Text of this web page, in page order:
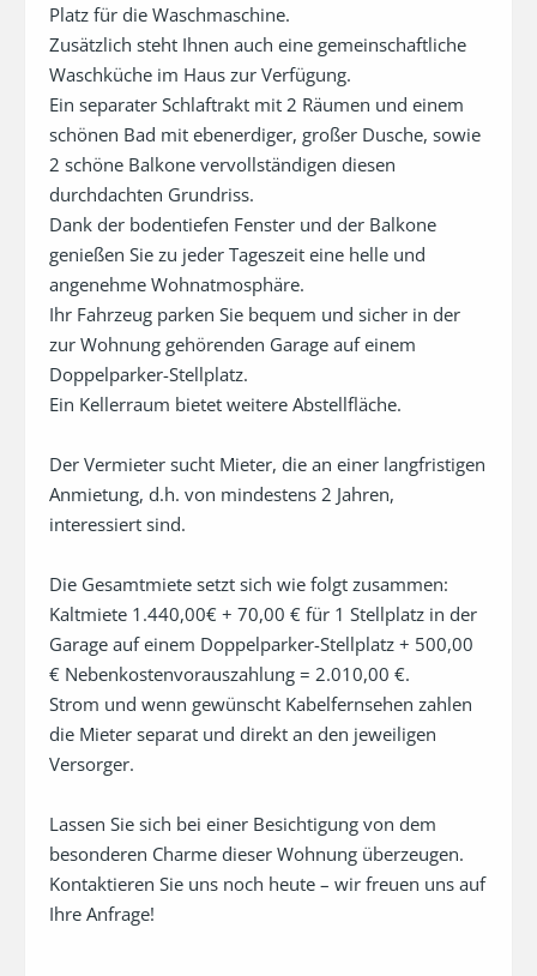
Platz für die Waschmaschine.
Zusätzlich steht Ihnen auch eine gemeinschaftliche
Waschküche im Haus zur Verfügung.
Ein separater Schlaftrakt mit 2 Räumen und einem
schönen Bad mit ebenerdiger, großer Dusche, sowie
2 schöne Balkone vervollständigen diesen
durchdachten Grundriss.
Dank der bodentiefen Fenster und der Balkone
genießen Sie zu jeder Tageszeit eine helle und
angenehme Wohnatmosphäre.
Ihr Fahrzeug parken Sie bequem und sicher in der
zur Wohnung gehörenden Garage auf einem
Doppelparker-Stellplatz.
Ein Kellerraum bietet weitere Abstellfläche.
Der Vermieter sucht Mieter, die an einer langfristigen
Anmietung, d.h. von mindestens 2 Jahren,
interessiert sind.
Die Gesamtmiete setzt sich wie folgt zusammen:
Kaltmiete 1.440,00€ + 70,00 € für 1 Stellplatz in der
Garage auf einem Doppelparker-Stellplatz + 500,00
€ Nebenkostenvorauszahlung = 2.010,00 €.
Strom und wenn gewünscht Kabelfernsehen zahlen
die Mieter separat und direkt an den jeweiligen
Versorger.
Lassen Sie sich bei einer Besichtigung von dem
besonderen Charme dieser Wohnung überzeugen.
Kontaktieren Sie uns noch heute – wir freuen uns auf
Ihre Anfrage!